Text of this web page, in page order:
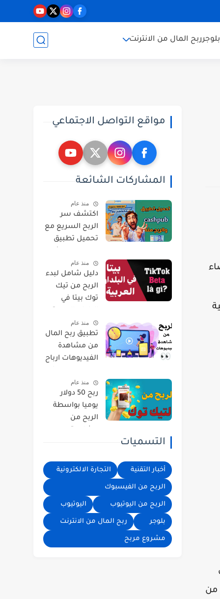
بلوجرربح المال من الانترنت
من
مواقع التواصل الاجتماعي
المشاركات الشائعة
منذ عام
اكتشف سر
الربح السريع مع
تحميل تطبيق
بيب والتسجيل
خطوة بخطوة !
فيديو
منذ عام
دليل شامل لبدء
الربح من تيك
توك بيتا في
خطوات وأساليب
فعالة - فيديو
منذ عام
تطبيق ربح المال
من مشاهدة
الفيديوهات ارباح
فيديومنذ عام
ربح 50 دولار
يوميا بواسطة
الربح من
تيك توك | فيديو
التسميات
أخبار التقنية التجارة الالكترونية
الربح من الفيسبوك
الربح من اليوتيوب اليوتيوب
بلوجر ربح المال من الانترنت
مشروع مربح